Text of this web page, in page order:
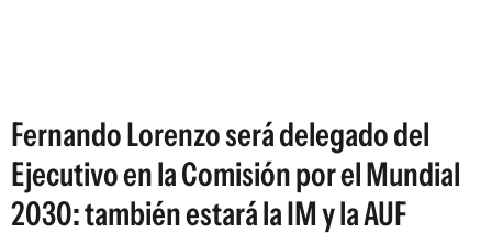
Fernando Lorenzo será delegado del
Ejecutivo en la Comisión por el Mundial
2030: también estará la IM y la AUF